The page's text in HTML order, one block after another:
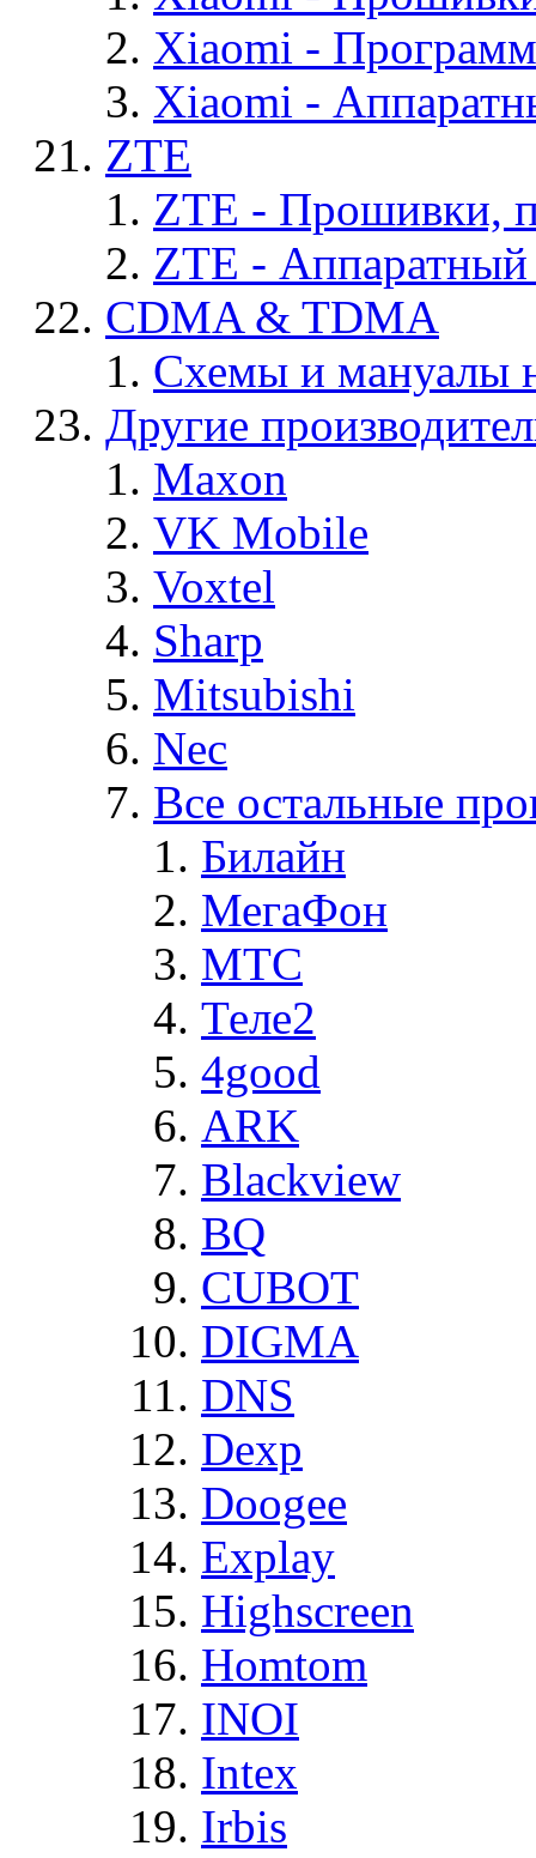
Xiaomi -
Xiaomi -
ZTE
ZTE - Прошивки,
ZTE -
CDMA & TDMA
Схемы и мануалы
Другие
Maxon
VK Mobile
Voxtel
Sharp
Mitsubishi
Nec
Все остальные
Билайн
МегаФон
MTC
Теле2
4good
ARK
Blackview
BQ
CUBOT
DIGMA
DNS
Dexp
Doogee
Explay
Highscreen
Homtom
INOI
Intex
Irbis